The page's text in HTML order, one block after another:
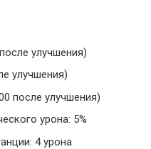
улучшения)
улучшения)
после улучшения)
урона: 5%
4 урона